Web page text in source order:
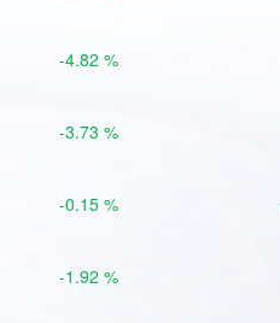
-4.82 %
-3.73 %
-0.15 %
-1.92 %